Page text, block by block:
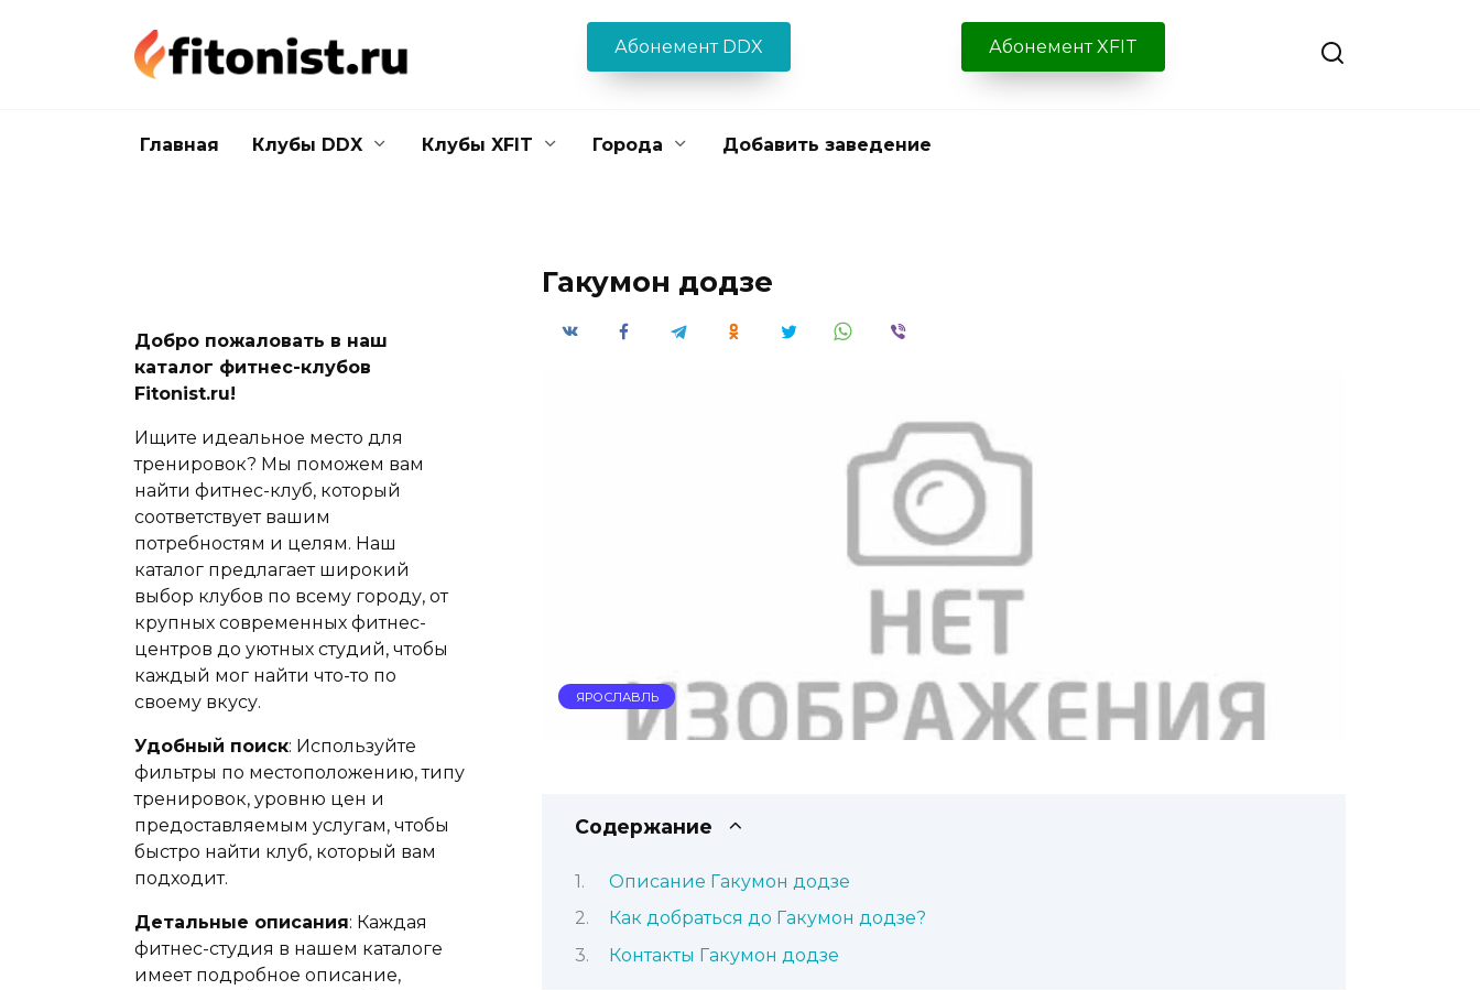
Абонемент DDX Абонемент XFIT
Главная Клубы DDX Клубы XFIT Города Добавить заведение
Гакумон додзе
ЯРОСЛАВЛЬ
Содержание
Описание Гакумон додзе
Как добраться до Гакумон додзе?
Контакты Гакумон додзе
Добро пожаловать в наш
каталог фитнес-клубов
Fitonist.ru!
Ищите идеальное место для
тренировок? Мы поможем вам
найти фитнес-клуб, который
соответствует вашим
потребностям и целям. Наш
каталог предлагает широкий
выбор клубов по всему городу, от
крупных современных фитнес-
центров до уютных студий, чтобы
каждый мог найти что-то по
своему вкусу.
Удобный поиск: Используйте
фильтры по местоположению, типу
тренировок, уровню цен и
предоставляемым услугам, чтобы
быстро найти клуб, который вам
подходит.
Детальные описания: Каждая
фитнес-студия в нашем каталоге
имеет подробное описание,